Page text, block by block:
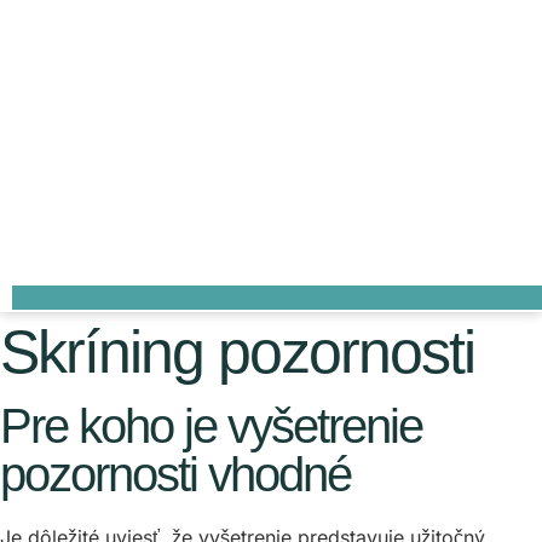
Skríning pozornosti
Pre koho je vyšetrenie
pozornosti vhodné
Je dôležité uviesť, že vyšetrenie predstavuje užitočný